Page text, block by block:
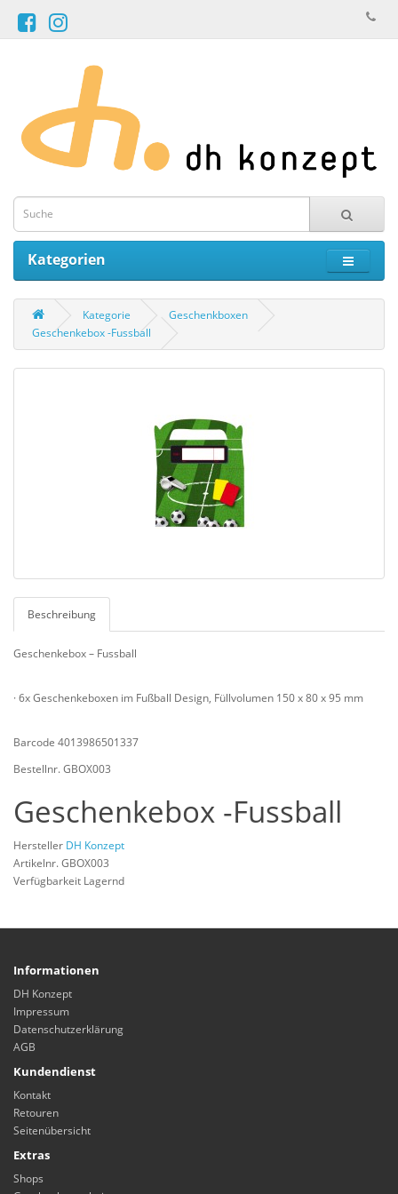
Kategorien
Kategorie
Geschenkboxen
Geschenkebox -Fussball
Beschreibung
Geschenkebox – Fussball
· 6x Geschenkeboxen im Fußball Design, Füllvolumen 150 x 80 x 95 mm
Barcode 4013986501337
Bestellnr. GBOX003
Geschenkebox -Fussball
Hersteller DH Konzept
Artikelnr. GBOX003
Verfügbarkeit Lagernd
Informationen
DH Konzept
Impressum
Datenschutzerklärung
AGB
Kundendienst
Kontakt
Retouren
Seitenübersicht
Extras
Shops